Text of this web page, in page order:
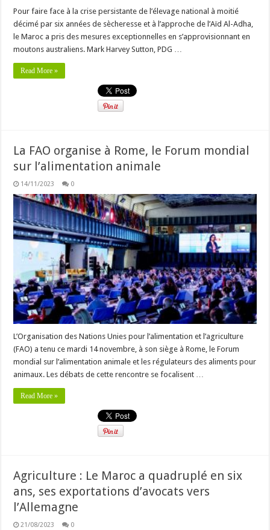
Pour faire face à la crise persistante de l’élevage national à moitié
décimé par six années de sècheresse et à l’approche de l’Aïd Al-Adha,
le Maroc a pris des mesures exceptionnelles en s’approvisionnant en
moutons australiens. Mark Harvey Sutton, PDG …
Read More »
La FAO organise à Rome, le Forum mondial
sur l’alimentation animale
14/11/2023 0
L’Organisation des Nations Unies pour l’alimentation et l’agriculture
(FAO) a tenu ce mardi 14 novembre, à son siège à Rome, le Forum
mondial sur l’alimentation animale et les régulateurs des aliments pour
animaux. Les débats de cette rencontre se focalisent …
Read More »
Agriculture : Le Maroc a quadruplé en six
ans, ses exportations d’avocats vers
l’Allemagne
21/08/2023 0